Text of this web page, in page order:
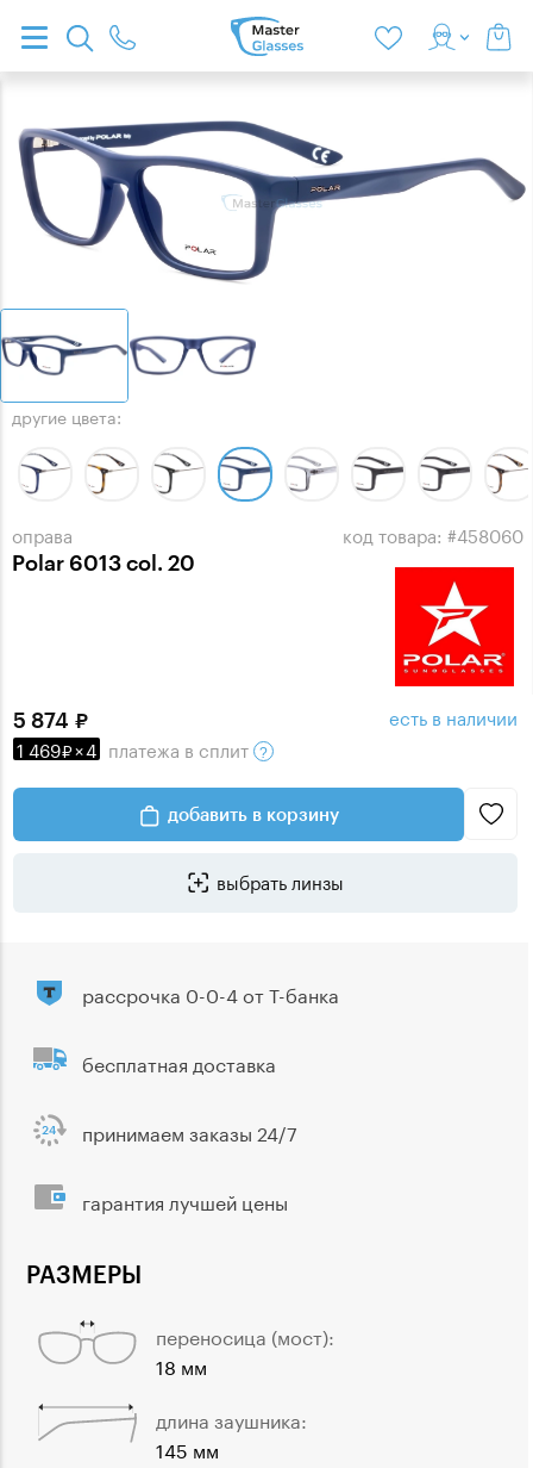
оправа
Polar 6013 col. 20
код товара: #458060
другие цвета:
5 874
1 469 ×4 платежа в сплит
есть в наличии
добавить в корзину
выбрать линзы
РАЗМЕРЫ
переносица (мост):
18 мм
длина заушника:
145 мм
рассрочка 0-0-4 от Т-банка
бесплатная доставка
принимаем заказы 24/7
гарантия лучшей цены